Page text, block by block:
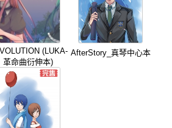
(LUKA-
革命曲衍伸本)
AfterStory_真琴中心本